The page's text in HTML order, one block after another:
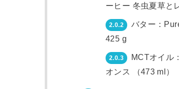
ーヒー 冬虫夏草と
2.0.2
バター：
425 g
2.0.3
MCTオイル
オンス （473 ml）